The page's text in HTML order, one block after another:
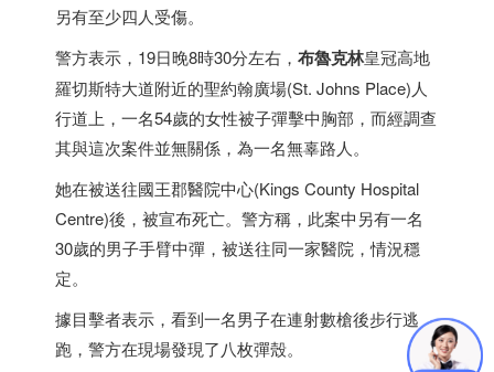
另有至少四人受傷。
警方表示，19日晚8時30分左右， 布魯克林皇冠高地
羅切斯特大道附近的聖約翰廣場(St. Johns Place)人
行道上，一名54歲的女性被子彈擊中胸部，而經調查
其與這次案件並無關係，為一名無辜路人。
她在被送往國王郡醫院中心(Kings County Hospital
Centre)後，被宣布死亡。警方稱，此案中另有一名
30歲的男子手臂中彈，被送往同一家醫院，情況穩
定。
據目擊者表示，看到一名男子在連射數槍後步行逃
跑，警方在現場發現了八枚彈殼。